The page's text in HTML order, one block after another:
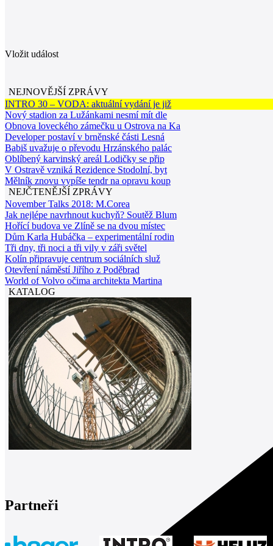
Vložit událost
NEJNOVĚJŠÍ ZPRÁVY
INTRO 30 – VODA: aktuální vydání je již
Nový stadion za Lužánkami nesmí mít dle
Obnova loveckého zámečku u Ostrova na Ka
Developer postaví v brněnské části Lesná
Babiš uvažuje o převodu Hrzánského palác
Oblíbený karvinský areál Lodičky se přip
V Ostravě vzniká Rezidence Stodolní, byt
Mělník znovu vypíše tendr na opravu koup
NEJČTENĚJŠÍ ZPRÁVY
November Talks 2018: M.Corea
Jak nejlépe navrhnout kuchyň? Soutěž Blum
Hořící budova ve Zlíně se na dvou místec
Dům Karla Hubáčka – experimentální rodin
Tři dny, tři noci a tři vily v záři světel
Kolín připravuje centrum sociálních služ
Otevření náměstí Jiřího z Poděbrad
World of Volvo očima architekta Martina
KATALOG
Partneři